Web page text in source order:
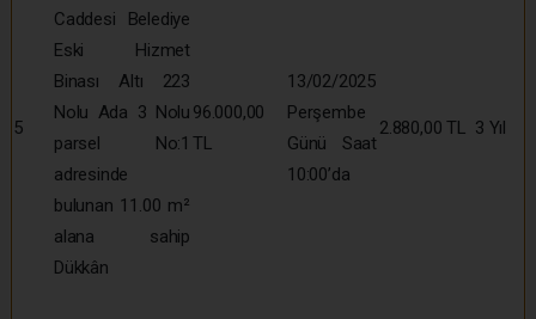
5
Caddesi Belediye
Eski Hizmet
Binası Altı 223
Nolu Ada 3 Nolu
parsel No:1
adresinde
bulunan 11.00 m²
alana sahip
Dükkân
96.000,00
TL
13/02/2025
Perşembe
Günü Saat
10:00’da
2.880,00 TL 3 Yıl